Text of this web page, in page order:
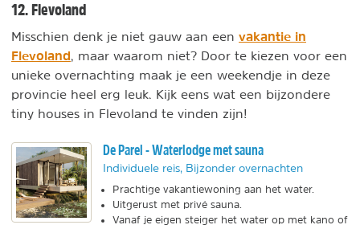
12. Flevoland
Misschien denk je niet gauw aan een vakantie in
Flevoland, maar waarom niet? Door te kiezen voor een
unieke overnachting maak je een weekendje in deze
provincie heel erg leuk. Kijk eens wat een bijzondere
tiny houses in Flevoland te vinden zijn!
De Parel - Waterlodge met sauna
Individuele reis, Bijzonder overnachten
Prachtige vakantiewoning aan het water.
Uitgerust met privé sauna.
Vanaf je eigen steiger het water op met kano of